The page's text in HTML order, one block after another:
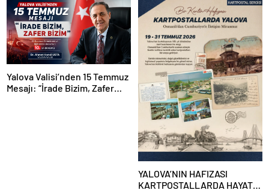
Yalova Valisi’nden 15 Temmuz
Mesajı: “İrade Bizim, Zafer
YALOVA’NIN HAFIZASI
KARTPOSTALLARDA HAYAT